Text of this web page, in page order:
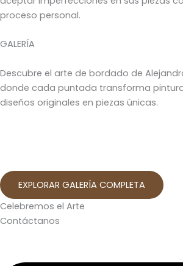
proceso personal.
GALERÍA
Descubre el arte de bordado de
donde cada puntada transforma
diseños originales en piezas únicas.
EXPLORAR GALERÍA COMPLETA
Celebremos el Arte
Contáctanos